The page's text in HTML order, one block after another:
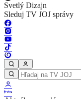
Svetlý Dizajn
Sleduj TV JOJ správy